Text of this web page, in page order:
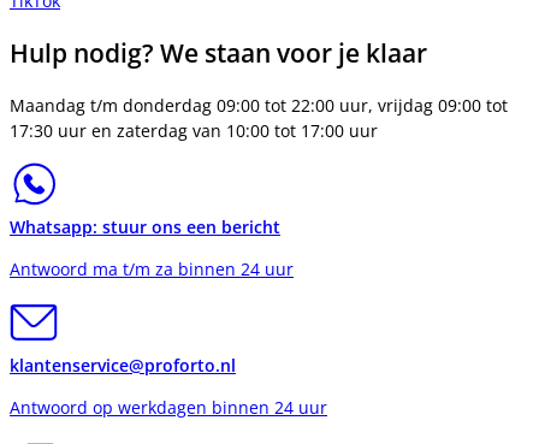
Hulp nodig? We staan voor je klaar
Maandag t/m donderdag 09:00 tot 22:00 uur, vrijdag 09:00 tot
17:30 uur en zaterdag van 10:00 tot 17:00 uur
Whatsapp: stuur ons een bericht
Antwoord ma t/m za binnen 24 uur
klantenservice@proforto.nl
Antwoord op werkdagen binnen 24 uur